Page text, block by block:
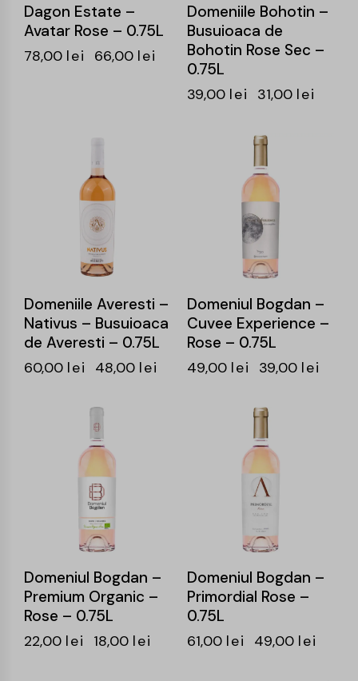
Dagon Estate –
Avatar Rose – 0.75L
78,00 lei 66,00 lei
Domeniile Bohotin –
Busuioaca de
Bohotin Rose Sec –
0.75L
39,00 lei 31,00 lei
Domeniile Averesti –
Nativus – Busuioaca
de Averesti – 0.75L
60,00 lei 48,00 lei
Domeniul Bogdan –
Cuvee Experience –
Rose – 0.75L
49,00 lei 39,00 lei
Domeniul Bogdan –
Premium Organic –
Rose – 0.75L
22,00 lei 18,00 lei
Domeniul Bogdan –
Primordial Rose –
0.75L
61,00 lei 49,00 lei